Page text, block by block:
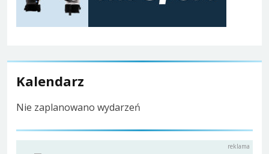
Kalendarz
Nie zaplanowano wydarzeń